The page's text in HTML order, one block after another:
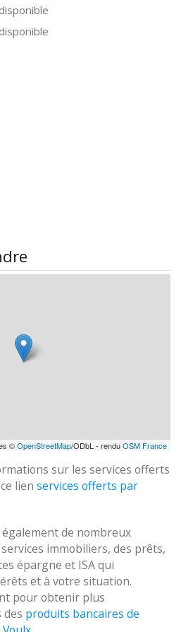
©OpenStreetMap/ODbL - renduOSM France
sur les services offerts
lien services offerts par
de nombreux
immobiliers, des prêts,
épargne et ISA qui
et à votre situation.
pour obtenir plus
produits bancaires de